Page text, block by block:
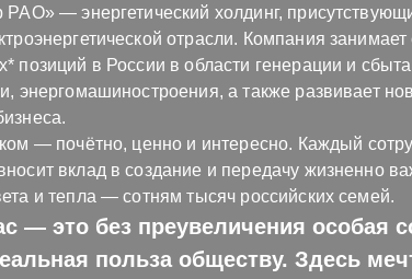
РАО» — энергетический холдинг,
отрасли. Компания занимает
позиций в России в области генерации и сбыта
энергомашиностроения, а также развивает
— почётно, ценно и интересно. Каждый
вклад в создание и передачу жизненно
и тепла — сотням тысяч российских семей.
— это без преувеличения особая
польза обществу. Здесь